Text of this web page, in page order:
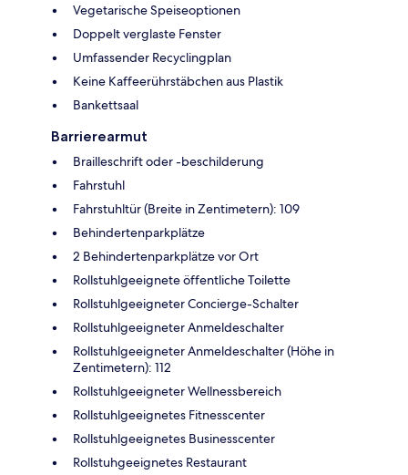
Vegetarische Speiseoptionen
Doppelt verglaste Fenster
Umfassender Recyclingplan
Keine Kaffeerührstäbchen aus Plastik
Bankettsaal
Barrierearmut
Brailleschrift oder -beschilderung
Fahrstuhl
Fahrstuhltür (Breite in Zentimetern): 109
Behindertenparkplätze
2 Behindertenparkplätze vor Ort
Rollstuhlgeeignete öffentliche Toilette
Rollstuhlgeeigneter Concierge-Schalter
Rollstuhlgeeigneter Anmeldeschalter
Rollstuhlgeeigneter Anmeldeschalter (Höhe in
Zentimetern): 112
Rollstuhlgeeigneter Wellnessbereich
Rollstuhlgeeignetes Fitnesscenter
Rollstuhlgeeignetes Businesscenter
Rollstuhgeeignetes Restaurant